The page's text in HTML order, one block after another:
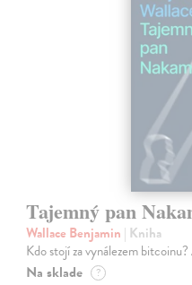
Tajemný pan
Wallace Benjamin | Kniha
Kdo stojí za vynálezem
Na sklade ?